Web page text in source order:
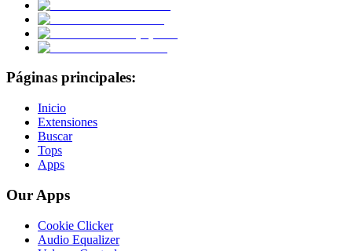
Páginas principales:
Inicio
Extensiones
Buscar
Tops
Apps
Our Apps
Cookie Clicker
Audio Equalizer